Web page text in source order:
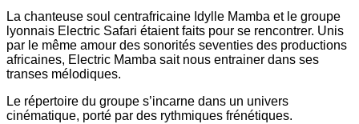
La chanteuse soul centrafricaine Idylle Mamba et le groupe
lyonnais Electric Safari étaient faits pour se rencontrer. Unis
par le même amour des sonorités seventies des productions
africaines, Electric Mamba sait nous entrainer dans ses
transes mélodiques.
Le répertoire du groupe s’incarne dans un univers
cinématique, porté par des rythmiques frénétiques.